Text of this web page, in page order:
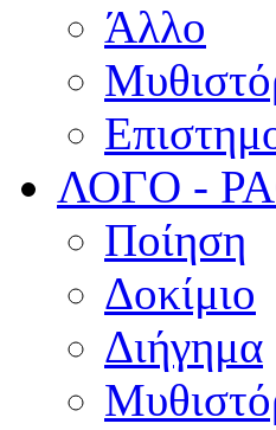
Άλλο
ΛΟΓΟ -
Ποίηση
Δοκίμιο
Διήγημα